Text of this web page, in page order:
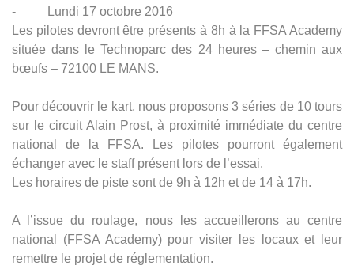
- Lundi 17 octobre 2016
Les pilotes devront être présents à 8h à la FFSA Academy
située dans le Technoparc des 24 heures – chemin aux
bœufs – 72100 LE MANS.
Pour découvrir le kart, nous proposons 3 séries de 10 tours
sur le circuit Alain Prost, à proximité immédiate du centre
national de la FFSA. Les pilotes pourront également
échanger avec le staff présent lors de l’essai.
Les horaires de piste sont de 9h à 12h et de 14 à 17h.
A l’issue du roulage, nous les accueillerons au centre
national (FFSA Academy) pour visiter les locaux et leur
remettre le projet de réglementation.